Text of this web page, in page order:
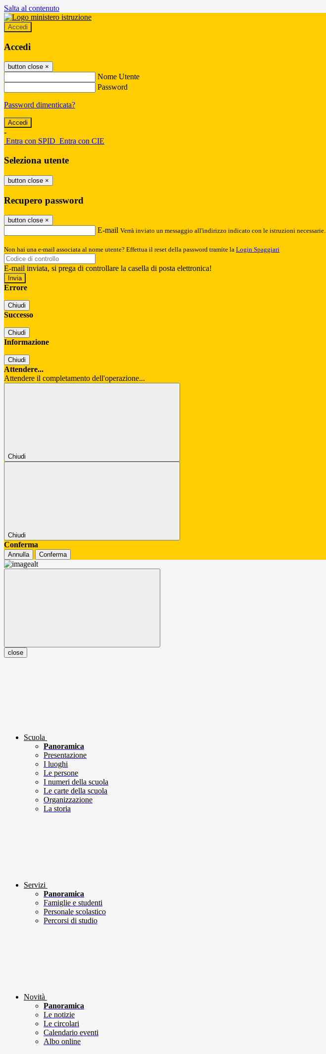
Salta al contenuto
Accedi
Accedi
button close ×
Nome Utente
Password
Password dimenticata?
-
Entra con SPID Entra con CIE
Seleziona utente
button close ×
Recupero password
button close ×
E-mail Verrà inviato un messaggio all'indirizzo indicato con le istruzioni necessarie.
Non hai una e-mail associata al nome utente? Effettua il reset della password tramite la Login Spaggiari
E-mail inviata, si prega di controllare la casella di posta elettronica!
Errore
Chiudi
Successo
Chiudi
Informazione
Chiudi
Attendere...
Attendere il completamento dell'operazione...
Chiudi
Chiudi
Conferma
Annulla Conferma
close
Scuola
Panoramica
Presentazione
I luoghi
Le persone
I numeri della scuola
Le carte della scuola
Organizzazione
La storia
Servizi
Panoramica
Famiglie e studenti
Personale scolastico
Percorsi di studio
Novità
Panoramica
Le notizie
Le circolari
Calendario eventi
Albo online